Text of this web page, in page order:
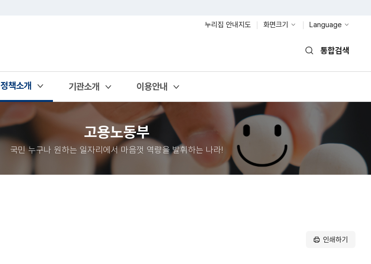
누리집 안내지도
화면크기 Language
통합검색
정책소개
열기 기관소개
열기
이용안내
열기
고용노동부
국민 누구나 원하는 일자리에서 마음껏 역량을 발휘하는 나라!
인쇄하기